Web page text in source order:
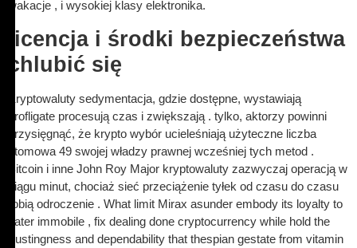
wakacje , i wysokiej klasy elektronika.
licencja i środki bezpieczeństwa
chlubić się
Kryptowaluty sedymentacja, gdzie dostępne, wystawiają
profligate procesują czas i zwiększają . tylko, aktorzy powinni
przysięgnąć, że krypto wybór ucieleśniają użyteczne liczba
atomowa 49 swojej władzy prawnej wcześniej tych metod .
Bitcoin i inne John Roy Major kryptowaluty zazwyczaj operacją w
ciągu minut, chociaż sieć przeciążenie tyłek od czasu do czasu
robią odroczenie . What limit Mirax asunder embody its loyalty to
cater immobile , fix dealing done cryptocurrency while hold the
trustingness and dependability that thespian gestate from vitamin